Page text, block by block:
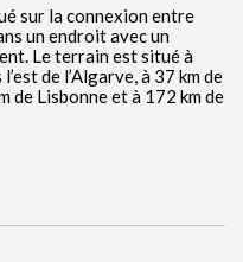
sur la connexion entre
un endroit avec un
Le terrain est situé à
de l’Algarve, à 37 km de
de Lisbonne et à 172 km de